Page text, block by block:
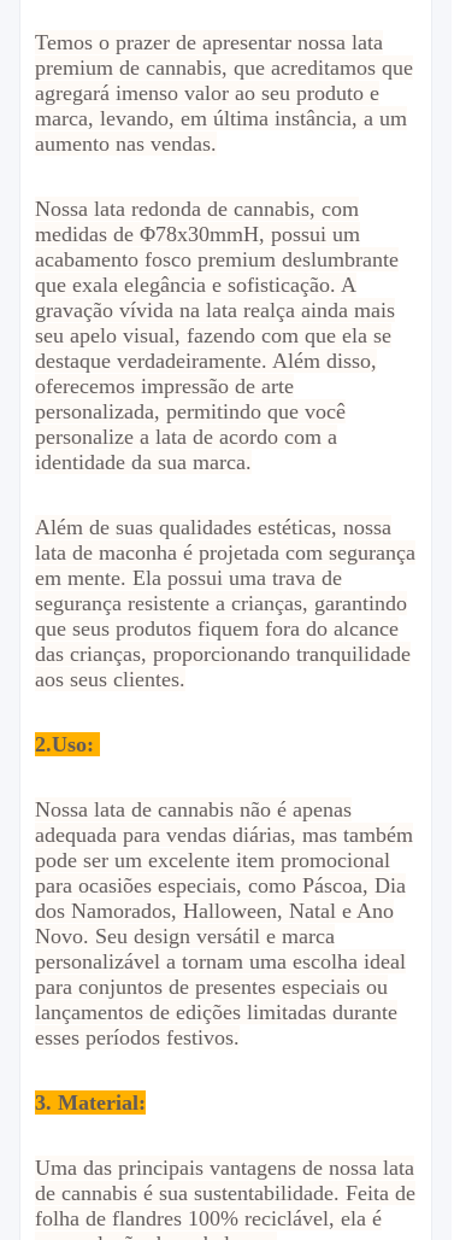
Temos o prazer de apresentar nossa lata
premium de cannabis, que acreditamos que
agregará imenso valor ao seu produto e
marca, levando, em última instância, a um
aumento nas vendas.
Nossa lata redonda de cannabis, com
medidas de Φ78x30mmH, possui um
acabamento fosco premium deslumbrante
que exala elegância e sofisticação. A
gravação vívida na lata realça ainda mais
seu apelo visual, fazendo com que ela se
destaque verdadeiramente. Além disso,
oferecemos impressão de arte
personalizada, permitindo que você
personalize a lata de acordo com a
identidade da sua marca.
Além de suas qualidades estéticas, nossa
lata de maconha é projetada com segurança
em mente. Ela possui uma trava de
segurança resistente a crianças, garantindo
que seus produtos fiquem fora do alcance
das crianças, proporcionando tranquilidade
aos seus clientes.
2.Uso:
Nossa lata de cannabis não é apenas
adequada para vendas diárias, mas também
pode ser um excelente item promocional
para ocasiões especiais, como Páscoa, Dia
dos Namorados, Halloween, Natal e Ano
Novo. Seu design versátil e marca
personalizável a tornam uma escolha ideal
para conjuntos de presentes especiais ou
lançamentos de edições limitadas durante
esses períodos festivos.
3. Material:
Uma das principais vantagens de nossa lata
de cannabis é sua sustentabilidade. Feita de
folha de flandres 100% reciclável, ela é